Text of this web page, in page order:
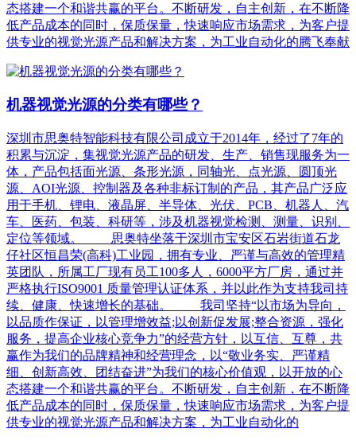
态搭建一个和谐共赢的平台。不断研发，自主创新，在不断降
低产品成本的同时，保质保量，快速响应市场需求，为客户提
供专业的视觉光源产品和解决方案，为工业自动化的腾飞奉献
机器视觉光源的分类有哪些？
深圳市思奥特智能科技有限公司成立于2014年，经过了7年的
积累与沉淀，集视觉光源产品的研发、生产、销售现服务为一
体，产品包括面光源、条形光源，同轴光、点光源、圆顶光
源、AOI光源、控制器及各种非标订制的产品，其产品广泛应
用于手机、锂电、液晶屏、半导体、光伏、PCB、机器人、汽
车、医药、包装、科研等，涉及机器视觉检测、测量、识别、
定位等领域。 思奥特坐落于深圳市宝安区石岩街道石龙
仔社区恒昌荣(高科)工业园，拥有专业、严谨与高效的管理精
英团队，所属工厂现有员工100多人，6000平方厂房，通过并
严格执行ISO9001 质量管理认证体系，并以此作为支持我司持
续、健康、快速增长的基础。 我司坚持“以市场为导向，
以品质作保证，以管理增效益;以创新促发展;整合资源，强化
服务，提高企业核心竞争力”的经营方针，以互信、互尊，共
赢作为我们的品牌精神和经营理念，以“敬业务实、严谨精
细、创新高效、团结奋进”为我们的核心价值观，以开放的心
态搭建一个和谐共赢的平台。不断研发，自主创新，在不断降
低产品成本的同时，保质保量，快速响应市场需求，为客户提
供专业的视觉光源产品和解决方案，为工业自动化的